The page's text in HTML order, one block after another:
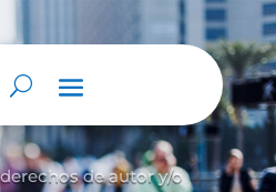
de autor y/o